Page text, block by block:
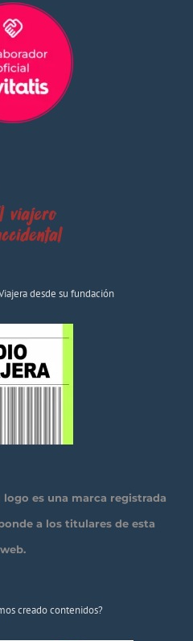
desde su fundación
es una marca registrada
a los titulares de esta
web.
creado contenidos?